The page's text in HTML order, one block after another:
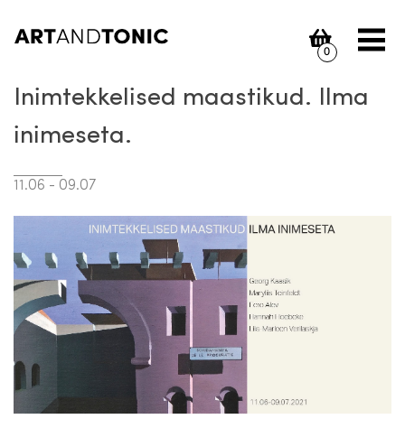
0
Inimtekkelised maastikud. Ilma
inimeseta.
11.06 - 09.07